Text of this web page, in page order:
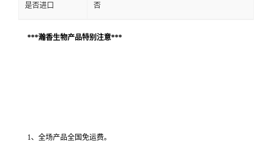
是否进口 否
***瀚香生物产品特别注意***
1、全场产品全国免运费。